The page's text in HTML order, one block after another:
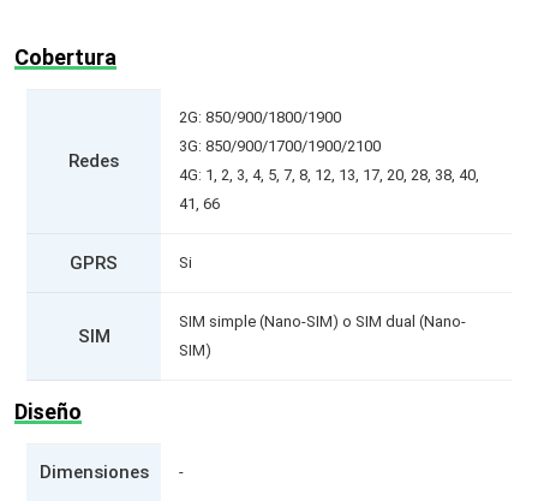
Cobertura
Redes
2G: 850/900/1800/1900
3G: 850/900/1700/1900/2100
4G: 1, 2, 3, 4, 5, 7, 8, 12, 13, 17, 20, 28, 38, 40,
41, 66
GPRS Si
SIM
SIM simple (Nano-SIM) o SIM dual (Nano-
SIM)
Diseño
Dimensiones -